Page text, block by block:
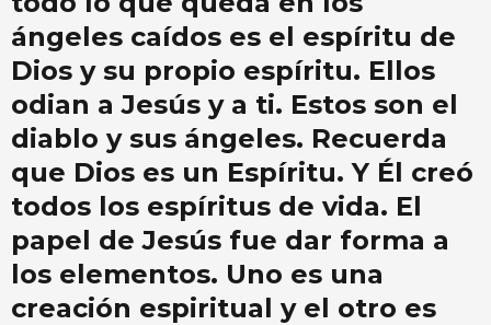
ángeles caídos es el espíritu de
Dios y su propio espíritu. Ellos
odian a Jesús y a ti. Estos son el
diablo y sus ángeles. Recuerda
que Dios es un Espíritu. Y Él creó
todos los espíritus de vida. El
papel de Jesús fue dar forma a
los elementos. Uno es una
creación espiritual y el otro es